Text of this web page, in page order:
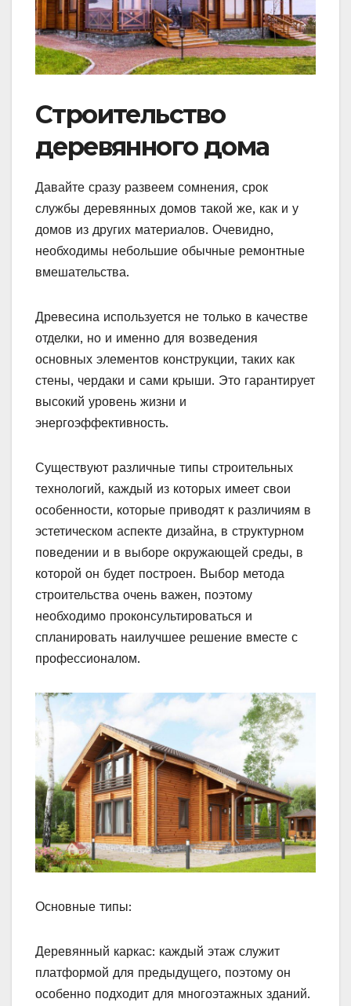
Строительство
деревянного дома
Давайте сразу развеем сомнения, срок
службы деревянных домов такой же, как и у
домов из других материалов. Очевидно,
необходимы небольшие обычные ремонтные
вмешательства.
Древесина используется не только в качестве
отделки, но и именно для возведения
основных элементов конструкции, таких как
стены, чердаки и сами крыши. Это гарантирует
высокий уровень жизни и
энергоэффективность.
Существуют различные типы строительных
технологий, каждый из которых имеет свои
особенности, которые приводят к различиям в
эстетическом аспекте дизайна, в структурном
поведении и в выборе окружающей среды, в
которой он будет построен. Выбор метода
строительства очень важен, поэтому
необходимо проконсультироваться и
спланировать наилучшее решение вместе с
профессионалом.
Основные типы:
Деревянный каркас: каждый этаж служит
платформой для предыдущего, поэтому он
особенно подходит для многоэтажных зданий.